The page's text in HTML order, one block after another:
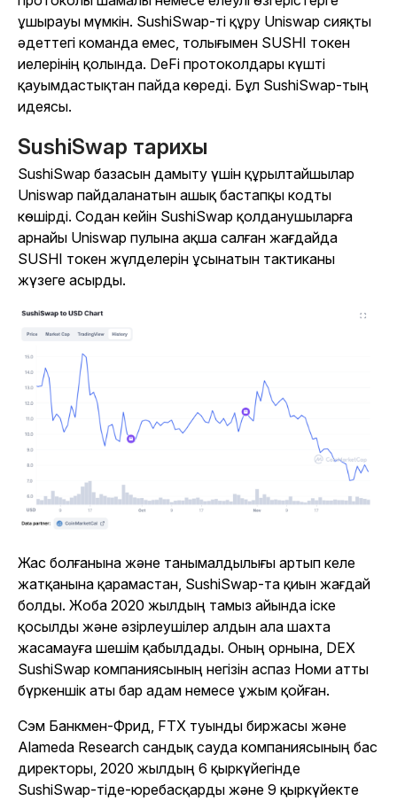
ұшырауы мүмкін. SushiSwap-ті құру Uniswap сияқты
әдеттегі команда емес, толығымен SUSHI токен
иелерінің қолында. DeFi протоколдары күшті
қауымдастықтан пайда көреді. Бұл SushiSwap-тың
идеясы.
SushiSwap тарихы
SushiSwap базасын дамыту үшін құрылтайшылар
Uniswap пайдаланатын ашық бастапқы кодты
көшірді. Содан кейін SushiSwap қолданушыларға
арнайы Uniswap пулына ақша салған жағдайда
SUSHI токен жүлделерін ұсынатын тактиканы
жүзеге асырды.
Жас болғанына және танымалдылығы артып келе
жатқанына қарамастан, SushiSwap-та қиын жағдай
болды. Жоба 2020 жылдың тамыз айында іске
қосылды және әзірлеушілер алдын ала шахта
жасамауға шешім қабылдады. Оның орнына, DEX
SushiSwap компаниясының негізін аспаз Номи атты
бүркеншік аты бар адам немесе ұжым қойған.
Сэм Банкмен-Фрид, FTX туынды биржасы және
Alameda Research сандық сауда компаниясының бас
директоры, 2020 жылдың 6 қыркүйегінде
SushiSwap-тіде-юребасқарды және 9 қыркүйекте